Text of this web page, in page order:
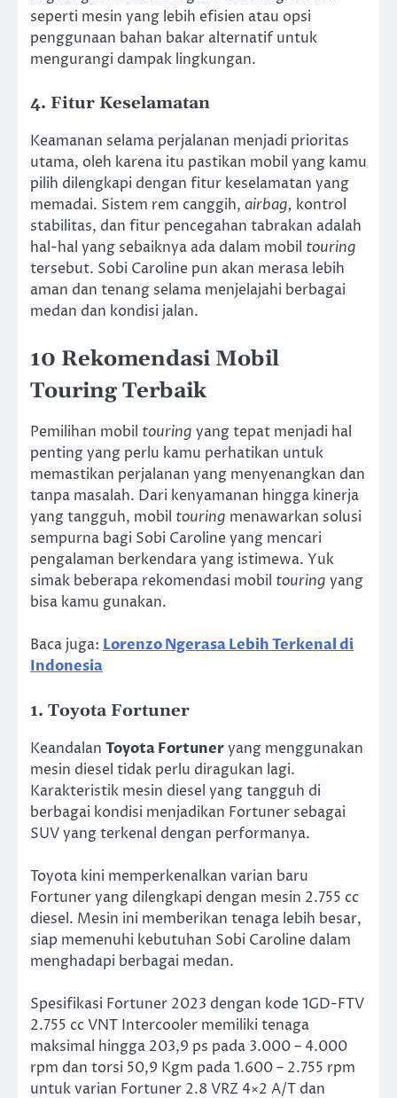
seperti mesin yang lebih efisien atau opsi
penggunaan bahan bakar alternatif untuk
mengurangi dampak lingkungan.
4. Fitur Keselamatan
Keamanan selama perjalanan menjadi prioritas
utama, oleh karena itu pastikan mobil yang kamu
pilih dilengkapi dengan fitur keselamatan yang
memadai. Sistem rem canggih, airbag, kontrol
stabilitas, dan fitur pencegahan tabrakan adalah
hal-hal yang sebaiknya ada dalam mobil touring
tersebut. Sobi Caroline pun akan merasa lebih
aman dan tenang selama menjelajahi berbagai
medan dan kondisi jalan.
10 Rekomendasi Mobil
Touring Terbaik
Pemilihan mobil touring yang tepat menjadi hal
penting yang perlu kamu perhatikan untuk
memastikan perjalanan yang menyenangkan dan
tanpa masalah. Dari kenyamanan hingga kinerja
yang tangguh, mobil touring menawarkan solusi
sempurna bagi Sobi Caroline yang mencari
pengalaman berkendara yang istimewa. Yuk
simak beberapa rekomendasi mobil touring yang
bisa kamu gunakan.
Baca juga: Lorenzo Ngerasa Lebih Terkenal di
Indonesia
1. Toyota Fortuner
Keandalan Toyota Fortuneryang menggunakan
mesin diesel tidak perlu diragukan lagi.
Karakteristik mesin diesel yang tangguh di
berbagai kondisi menjadikan Fortuner sebagai
SUV yang terkenal dengan performanya.
Toyota kini memperkenalkan varian baru
Fortuner yang dilengkapi dengan mesin 2.755 cc
diesel. Mesin ini memberikan tenaga lebih besar,
siap memenuhi kebutuhan Sobi Caroline dalam
menghadapi berbagai medan.
Spesifikasi Fortuner 2023 dengan kode 1GD-FTV
2.755 cc VNT Intercooler memiliki tenaga
maksimal hingga 203,9 ps pada 3.000 – 4.000
rpm dan torsi 50,9 Kgm pada 1.600 – 2.755 rpm
untuk varian Fortuner 2.8 VRZ 4×2 A/T dan